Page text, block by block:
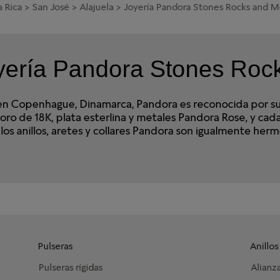
Rica > San José >Alajuela >Joyería Pandora Stones Rocks and
Pandora Stones
Copenhague, Dinamarca, Pandora es reconocida por
de 18K, plata esterlina y metales Pandora Rose, y
anillos, aretes y collares Pandora son igualmente
Pulseras
Pulseras rígidas
Anillos